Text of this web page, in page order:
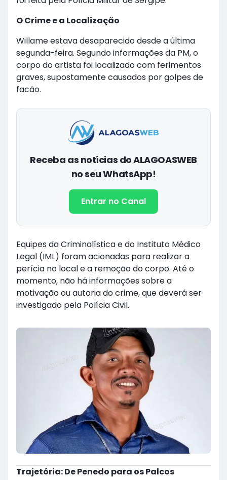
O Crime e a Localização
Willame estava desaparecido desde a última
segunda-feira. Segundo informações da PM, o
corpo do artista foi localizado com ferimentos
graves, supostamente causados por golpes de
facão.
Receba as notícias do ALAGOASWEB
no seu WhatsApp!
Entrar no Canal
Equipes da Criminalística e do Instituto Médico
Legal (IML) foram acionadas para realizar a
perícia no local e a remoção do corpo. Até o
momento, não há informações sobre a
motivação ou autoria do crime, que deverá ser
investigado pela Polícia Civil.
Trajetória: De Penedo para os Palcos